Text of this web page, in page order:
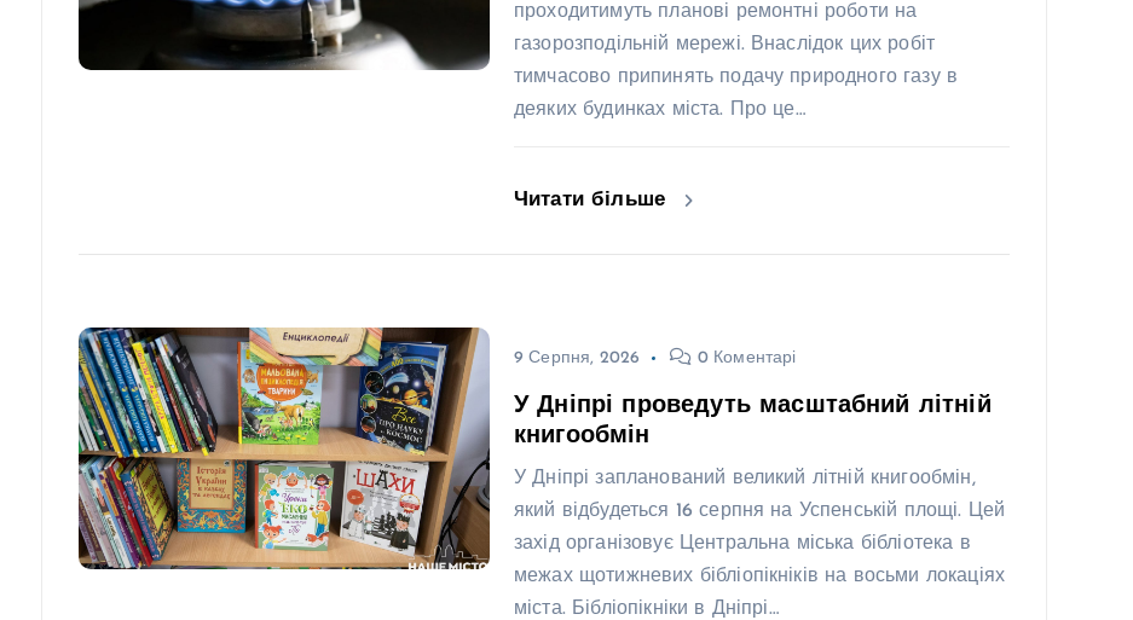
проходитимуть планові ремонтні роботи на
газорозподільній мережі. Внаслідок цих робіт
тимчасово припинять подачу природного газу в
деяких будинках міста. Про це…
Читати більше
9 Серпня, 2026 0 Коментарі
У Дніпрі проведуть масштабний літній
книгообмін
У Дніпрі запланований великий літній книгообмін,
який відбудеться 16 серпня на Успенській площі. Цей
захід організовує Центральна міська бібліотека в
межах щотижневих бібліопікніків на восьми локаціях
міста. Бібліопікніки в Дніпрі…